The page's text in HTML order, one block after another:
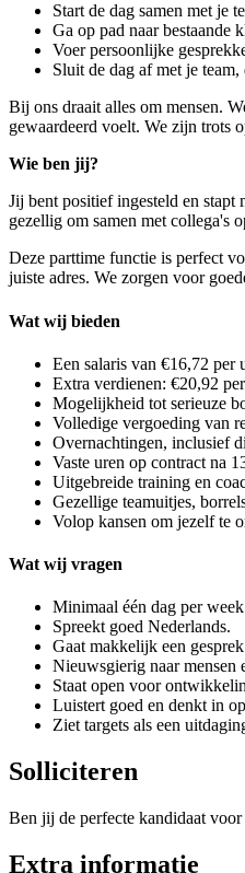
Start de dag samen met je
Ga op pad naar bestaande
Voer persoonlijke
Sluit de dag af met je
Bij ons draait alles om mensen.
gewaardeerd voelt. We zijn trots
Wie ben jij?
Jij bent positief ingesteld en stapt
gezellig om samen met collega's
Deze parttime functie is perfect
juiste adres. We zorgen voor
Wat wij bieden
Een salaris van €16,72 per
Extra verdienen: €20,92
Mogelijkheid tot serieuze
Volledige vergoeding van
Overnachtingen, inclusief
Vaste uren op contract na
Uitgebreide training en
Gezellige teamuitjes,
Volop kansen om jezelf te
Wat wij vragen
Minimaal één dag per
Spreekt goed Nederlands.
Gaat makkelijk een
Nieuwsgierig naar mensen
Staat open voor
Luistert goed en denkt in
Ziet targets als een
Solliciteren
Ben jij de perfecte kandidaat
Extra informatie